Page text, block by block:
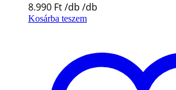
8.990 Ft
Kosárba teszem